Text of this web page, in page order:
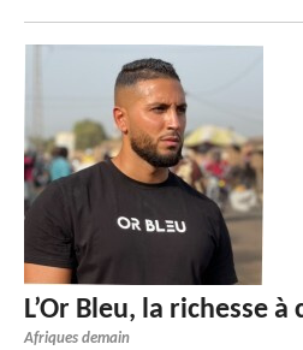
L’Or Bleu, la richesse à
Afriques demain